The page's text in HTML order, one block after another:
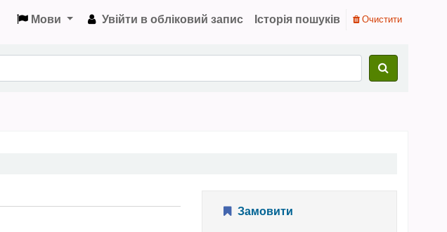
Мови Увійти в обліковий запис Історія пошуків Очистити
Замовити